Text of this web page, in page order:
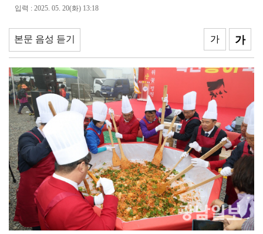
폭염에 멈춘 무안공항 참사 재수색 10일 재개
민주 당권 주자들, 텃밭 호남 민심잡기 '사활'
[사설]강진 병영면 ‘도시재생 성공모델’된 이유
폭염·가뭄·고수온 비상…농·수협, 현장 지원 총력
[강소기업을 키우자] 궁전제과
입력 : 2025. 05. 20(화) 13:18
본문 음성 듣기 가
가